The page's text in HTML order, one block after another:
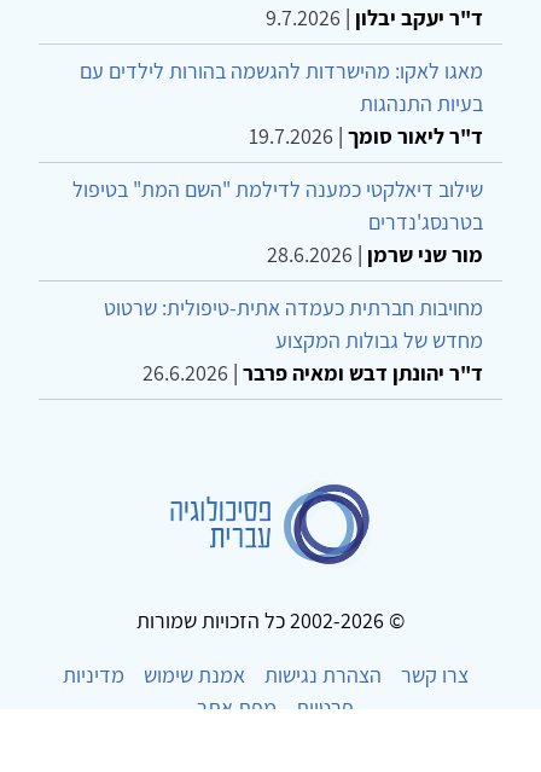
ד"ר יעקב יבלון |
9.7.2026
מאגו לאקו: מהישרדות להגשמה בהורות לילדים עם
בעיות התנהגות
ד"ר ליאור סומך |
19.7.2026
שילוב דיאלקטי כמענה לדילמת "השם המת" בטיפול
בטרנסג'נדרים
מור שני שרמן |
28.6.2026
מחויבות חברתית כעמדה אתית-טיפולית: שרטוט
מחדש של גבולות המקצוע
ד"ר יהונתן דבש ומאיה פרבר |
26.6.2026
© 2002-2026 כל הזכויות שמורות
צרו קשר
הצהרת נגישות אמנת שימוש
מדיניות
פרטיות
מפת אתר